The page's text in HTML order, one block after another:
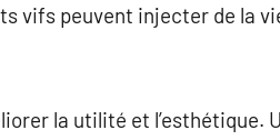
vifs peuvent injecter de la
la utilité et l’esthétique.